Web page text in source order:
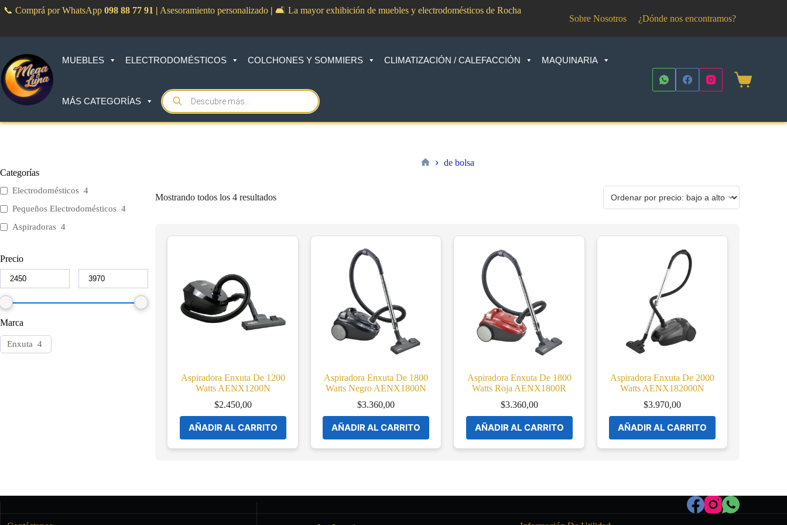
📞 Comprá por WhatsApp 098 88 77 91 | Asesoramiento personalizado | 🛋️ La mayor exhibición de muebles y electrodomésticos de Rocha
Sobre Nosotros ¿Dónde nos encontramos?
MUEBLES ELECTRODOMÉSTICOS COLCHONES Y SOMMIERS CLIMATIZACIÓN / CALEFACCIÓN MAQUINARIA
MÁS CATEGORÍAS
Products
search
Shopping
de bolsa
Mostrando todos los 4 resultadosSorted
to
Aspiradora Enxuta De 1200
Watts AENX1200N
$2.450,00
AÑADIR AL CARRITO
Aspiradora Enxuta De 1800
Watts Negro AENX1800N
$3.360,00
AÑADIR AL CARRITO
Aspiradora Enxuta De 1800
Watts Roja AENX1800R
$3.360,00
AÑADIR AL CARRITO
Aspiradora Enxuta De 2000
Watts AENX182000N
$3.970,00
AÑADIR AL CARRITO
Categorías
Electrodomésticos 4
Pequeños Electrodomésticos 4
Aspiradoras 4
Precio
Marca
Enxuta 4